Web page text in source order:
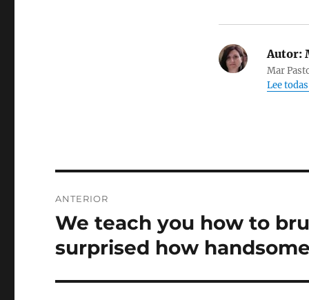
Autor:
Mar
Lee
de
entradas
ANTERIOR
Entrada
We teach you how to
surprised how